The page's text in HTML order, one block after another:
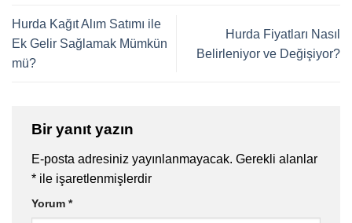
Hurda Kağıt Alım Satımı ile
Ek Gelir Sağlamak Mümkün
mü?
Hurda Fiyatları Nasıl
Belirleniyor ve Değişiyor?
Bir yanıt yazın
E-posta adresiniz yayınlanmayacak. Gerekli alanlar
* ile işaretlenmişlerdir
Yorum *